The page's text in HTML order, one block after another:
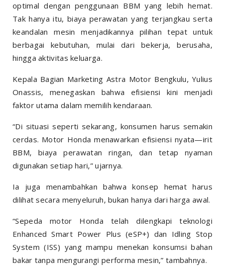
optimal dengan penggunaan BBM yang lebih hemat.
Tak hanya itu, biaya perawatan yang terjangkau serta
keandalan mesin menjadikannya pilihan tepat untuk
berbagai kebutuhan, mulai dari bekerja, berusaha,
hingga aktivitas keluarga.
Kepala Bagian Marketing Astra Motor Bengkulu, Yulius
Onassis, menegaskan bahwa efisiensi kini menjadi
faktor utama dalam memilih kendaraan.
“Di situasi seperti sekarang, konsumen harus semakin
cerdas. Motor Honda menawarkan efisiensi nyata—irit
BBM, biaya perawatan ringan, dan tetap nyaman
digunakan setiap hari,” ujarnya.
Ia juga menambahkan bahwa konsep hemat harus
dilihat secara menyeluruh, bukan hanya dari harga awal.
“Sepeda motor Honda telah dilengkapi teknologi
Enhanced Smart Power Plus (eSP+) dan Idling Stop
System (ISS) yang mampu menekan konsumsi bahan
bakar tanpa mengurangi performa mesin,” tambahnya.